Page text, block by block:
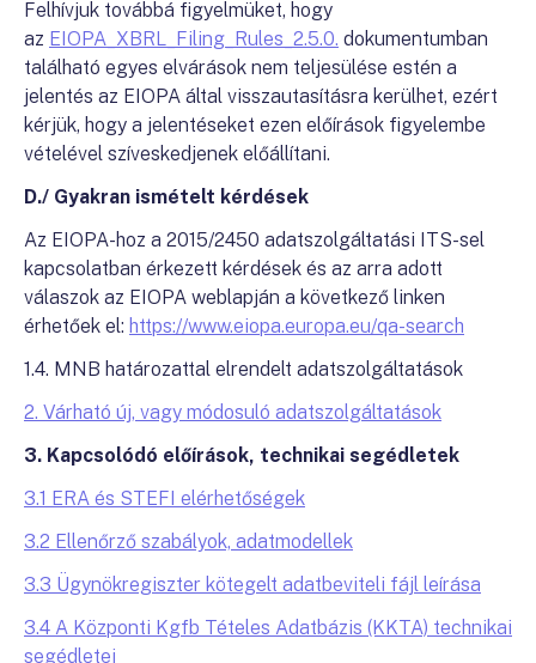
Felhívjuk továbbá figyelmüket, hogy
az EIOPA_XBRL_Filing_Rules_2.5.0. dokumentumban
található egyes elvárások nem teljesülése estén a
jelentés az EIOPA által visszautasításra kerülhet, ezért
kérjük, hogy a jelentéseket ezen előírások figyelembe
vételével szíveskedjenek előállítani.
D./ Gyakran ismételt kérdések
Az EIOPA-hoz a 2015/2450 adatszolgáltatási ITS-sel
kapcsolatban érkezett kérdések és az arra adott
válaszok az EIOPA weblapján a következő linken
érhetőek el: https://www.eiopa.europa.eu/qa-search
1.4. MNB határozattal elrendelt adatszolgáltatások
2. Várható új, vagy módosuló adatszolgáltatások
3. Kapcsolódó előírások, technikai segédletek
3.1 ERA és STEFI elérhetőségek
3.2 Ellenőrző szabályok, adatmodellek
3.3 Ügynökregiszter kötegelt adatbeviteli fájl leírása
3.4 A Központi Kgfb Tételes Adatbázis (KKTA) technikai
segédletei